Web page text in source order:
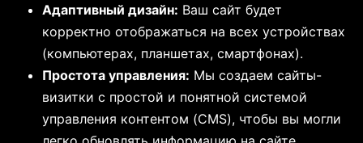
Адаптивный дизайн: Ваш сайт будет
корректно отображаться на всех устройствах
(компьютерах, планшетах, смартфонах).
Простота управления: Мы создаем сайты-
визитки с простой и понятной системой
управления контентом (CMS), чтобы вы могли